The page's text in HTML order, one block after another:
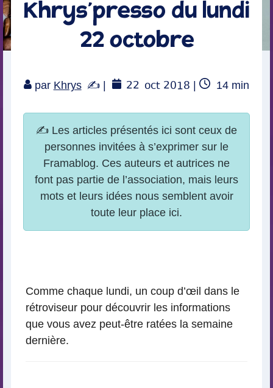
Khrys’presso du lundi
22 octobre
par Khrys | 22 oct 2018 |
Temps
14 min
Comme chaque lundi, un coup d’œil dans le
rétroviseur pour découvrir les informations
que vous avez peut-être ratées la semaine
dernière.